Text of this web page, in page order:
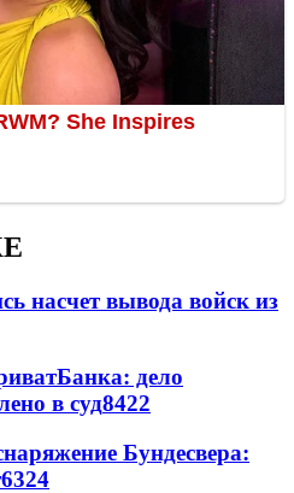
насчет вывода войск из
дело
в суд8422
Бундесвера:
6324